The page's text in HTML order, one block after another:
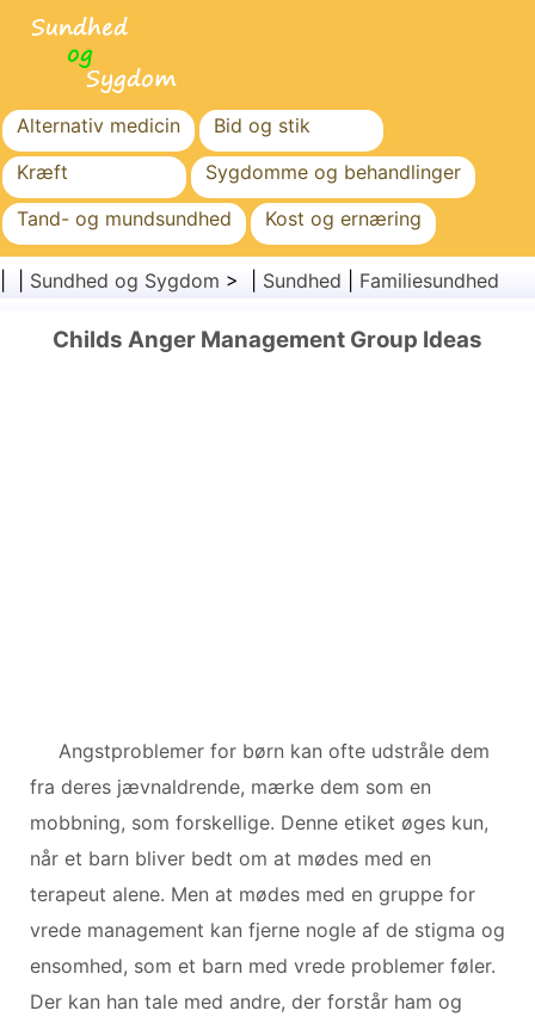
Alternativ medicin
Bid og stik
Kræft
Sygdomme og behandlinger
Tand- og mundsundhed
Kost og ernæring
Familiesundhed
Sundhedssektoren
Kirurgi og procedurer
Sundhed
Sundhed og Sygdom > | Sundhed Familiesundhed
Childs Anger Management Group Ideas
Angstproblemer for børn kan ofte udstråle dem
fra deres jævnaldrende, mærke dem som en
mobbning, som forskellige. Denne etiket øges kun,
når et barn bliver bedt om at mødes med en
terapeut alene. Men at mødes med en gruppe for
vrede management kan fjerne nogle af de stigma og
ensomhed, som et barn med vrede problemer føler.
Der kan han tale med andre, der forstår ham og